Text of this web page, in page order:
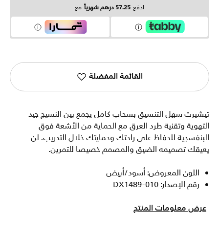
ادفع 57.25 درهم شهرياً مع
القائمة المفضلة
تيشيرت سهل التنسيق بسحاب كامل يجمع بين النسيج جيد
التهوية وتقنية طرد العرق مع الحماية من الأشعة فوق
البنفسجية للحفاظ على راحتك وحمايتك خلال التدريب. لن
يعيقك تصميمه الضيق والمصمم خصيصا للتمرين.
اللون المعروض: أسود/أبيض
رقم الإصدار: DX1489-010
عرض معلومات المنتج